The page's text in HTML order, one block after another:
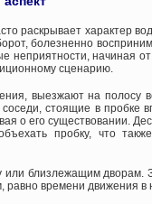
раскрывает характер
болезненно
неприятности, начиная
сценарию.
выезжают на полосу
стоящие в пробке
о его существовании.
пробку, что
близлежащим дворам.
равно времени движения в